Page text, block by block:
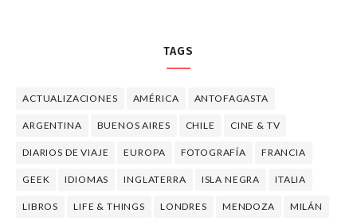
TAGS
ACTUALIZACIONES AMÉRICA ANTOFAGASTA
ARGENTINA BUENOS AIRES CHILE CINE & TV
DIARIOS DE VIAJE EUROPA FOTOGRAFÍA FRANCIA
GEEK IDIOMAS INGLATERRA ISLA NEGRA ITALIA
LIBROS LIFE & THINGS LONDRES MENDOZA MILÁN